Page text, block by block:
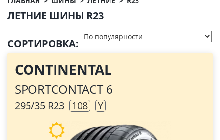
ЛЕТНИЕ ШИНЫ R23
СОРТИРОВКА:
CONTINENTAL
SPORTCONTACT 6
295/35 R23 108 Y